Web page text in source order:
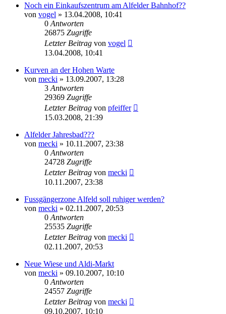
Noch ein Einkaufszentrum am Alfelder Bahnhof??
von vogel » 13.04.2008, 10:41
0 Antworten
26875 Zugriffe
Letzter Beitrag von vogel
13.04.2008, 10:41
Kurven an der Hohen Warte
von mecki » 13.09.2007, 13:28
3 Antworten
29369 Zugriffe
Letzter Beitrag von pfeiffer
15.03.2008, 21:39
Alfelder Jahresbad???
von mecki » 10.11.2007, 23:38
0 Antworten
24728 Zugriffe
Letzter Beitrag von mecki
10.11.2007, 23:38
Fussgängerzone Alfeld soll ruhiger werden?
von mecki » 02.11.2007, 20:53
0 Antworten
25535 Zugriffe
Letzter Beitrag von mecki
02.11.2007, 20:53
Neue Wiese und Aldi-Markt
von mecki » 09.10.2007, 10:10
0 Antworten
24557 Zugriffe
Letzter Beitrag von mecki
09.10.2007, 10:10